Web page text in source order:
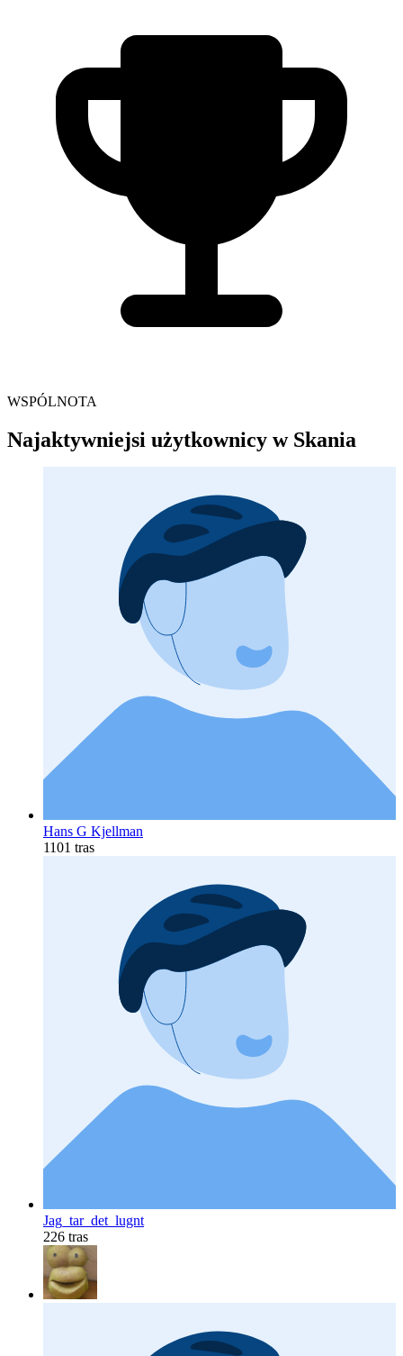
WSPÓLNOTA
Najaktywniejsi użytkownicy w Skania
Hans G Kjellman
1101 tras
Jag_tar_det_lugnt
226 tras